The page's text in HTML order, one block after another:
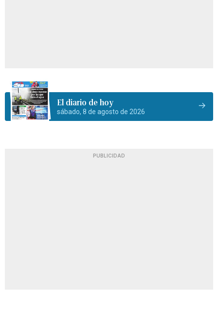
El diario de hoy
sábado, 8 de agosto de 2026
PUBLICIDAD